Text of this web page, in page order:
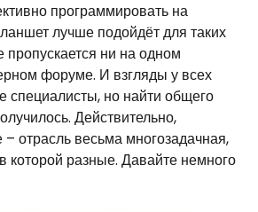
программировать на
лучше подойдёт для таких
ни на одном
форуме. И взгляды у всех
специалисты, но найти общего
Действительно,
отрасль весьма многозадачная,
которой разные. Давайте немного